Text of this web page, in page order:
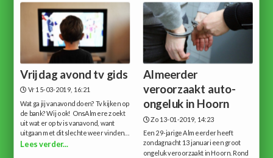
Vrijdag avond tv gids
Vr 15-03-2019, 16:21
Wat ga jij vanavond doen? Tv kijken op
de bank? Wij ook! OnsAlmere zoekt
uit wat er op tv is vanavond, want
uitgaan met dit slechte weer vinden...
Lees verder...
Almeerder
veroorzaakt auto-
ongeluk in Hoorn
Zo 13-01-2019, 14:23
Een 29-jarige Almeerder heeft
zondagnacht 13 januari een groot
ongeluk veroorzaakt in Hoorn. Rond